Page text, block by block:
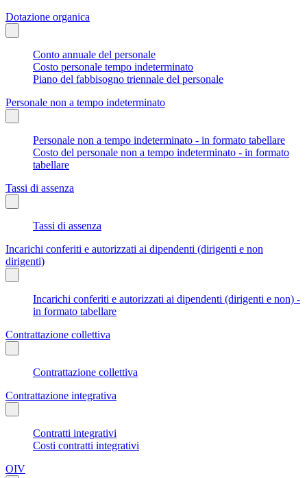
Dotazione organica
Conto annuale del personale
Costo personale tempo indeterminato
Piano del fabbisogno triennale del personale
Personale non a tempo indeterminato
Personale non a tempo indeterminato - in formato tabellare
Costo del personale non a tempo indeterminato - in formato
tabellare
Tassi di assenza
Tassi di assenza
Incarichi conferiti e autorizzati ai dipendenti (dirigenti e non
dirigenti)
Incarichi conferiti e autorizzati ai dipendenti (dirigenti e non) -
in formato tabellare
Contrattazione collettiva
Contrattazione collettiva
Contrattazione integrativa
Contratti integrativi
Costi contratti integrativi
OIV